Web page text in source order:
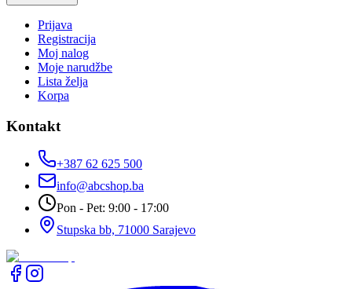
Prijava
Registracija
Moj nalog
Moje narudžbe
Lista želja
Korpa
Kontakt
+387 62 625 500
info@abcshop.ba
Pon - Pet: 9:00 - 17:00
Stupska bb, 71000 Sarajevo